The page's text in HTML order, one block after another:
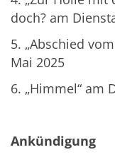
doch? am
5. „Abschied
Mai 2025
6. „Himmel“ am
Ankündigung